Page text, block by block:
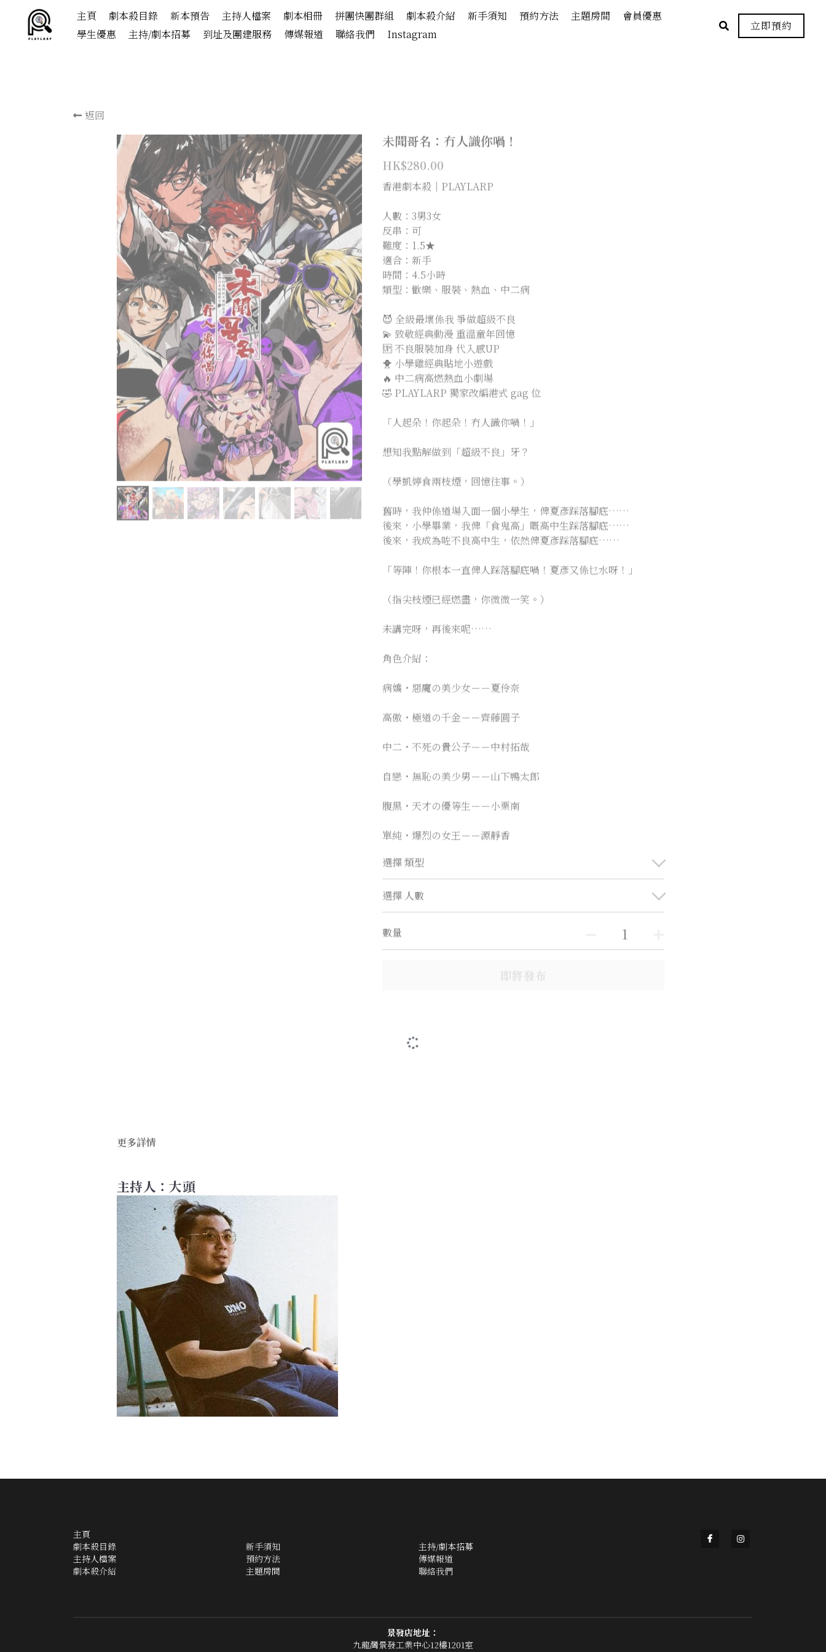
主頁 劇本殺目錄 新本預告 主持人檔案 劇本相冊 拼團快團群組 劇本殺介紹 新手須知 預約方法 主題房間
會員優惠
學生優惠
主持/劇本招募 到址及團建服務 傳媒報道 聯絡我們 Instagram
立即預約
返回
未聞哥名：冇人識你喎！
HK$280.00
香港劇本殺│PLAYLARP
人數：3男3女
反串：可
難度：1.5★
適合：新手
時間：4.5小時
類型：歡樂、服裝、熱血、中二病
😈 全級最壞係我 爭做超級不良
💫 致敬經典動漫 重溫童年回憶
🆙 不良服裝加身 代入感UP
🐥 小學雞經典貼地小遊戲
🔥 中二病高燃熱血小劇場
🤣 PLAYLARP 獨家改編港式 gag 位
「人起朵！你起朵！冇人識你喎！」
想知我點解做到「超級不良」牙？
（學凱婷食兩枝煙，回憶往事。）
舊時，我仲係道場入面一個小學生，俾夏彥踩落腳底……
後來，小學畢業，我俾「食鬼高」嘅高中生踩落腳底……
後來，我成為咗不良高中生，依然俾夏彥踩落腳底……
「等陣！你根本一直俾人踩落腳底喎！夏彥又係乜水呀！」
（指尖枝煙已經燃盡，你微微一笑。）
未講完呀，再後來呢……
角色介紹：
病嬌・惡魔の美少女－－夏伶奈
高傲・極道の千金－－齊藤圓子
中二・不死の貴公子－－中村拓哉
自戀・無恥の美少男－－山下鴨太郎
腹黑・天才の優等生－－小栗南
單純・爆烈の女王－－源靜香
選擇 類型
選擇 人數
數量
即將發布
九龍灣景發工業中心12樓1201室
九龍灣景發工業中心11樓1106室